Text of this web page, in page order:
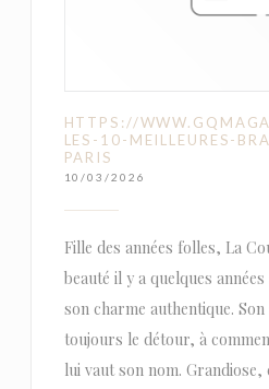
HTTPS://
LES-10-MEILLEURES-
PARIS
10/03/2026
Fille des années folles, La
beauté il y a quelques
son charme authentique.
toujours le détour, à
lui vaut son nom. Grandiose,